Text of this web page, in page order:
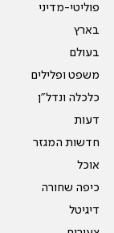
פוליטי-מדיני
בארץ
בעולם
משפט ופלילים
כלכלה ונדל"ן
דעות
חדשות המגזר
אוכל
כיפה שחורה
דיגיטל